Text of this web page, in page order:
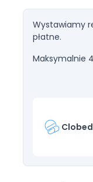
Wystawiamy
płatne.
Maksymalnie